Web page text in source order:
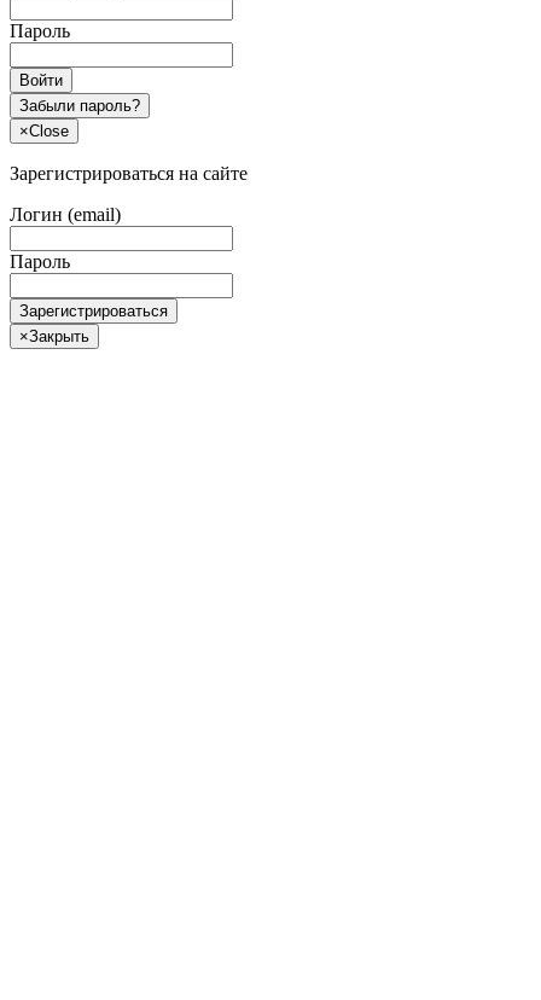
Пароль
Войти
Забыли пароль?
×Close
Зарегистрироваться на сайте
Логин (email)
Пароль
Зарегистрироваться
×Закрыть